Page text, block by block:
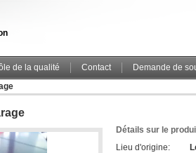
de la qualité Contact
Demande de
Détails sur le
Lieu d'origine: